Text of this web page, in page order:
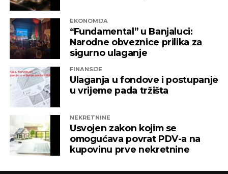
EKONOMIJA
“Fundamental” u Banjaluci:
Narodne obveznice prilika za
sigurno ulaganje
FINANSIJE
Ulaganja u fondove i postupanje
u vrijeme pada tržišta
NEKRETNINE
Usvojen zakon kojim se
omogućava povrat PDV-a na
kupovinu prve nekretnine